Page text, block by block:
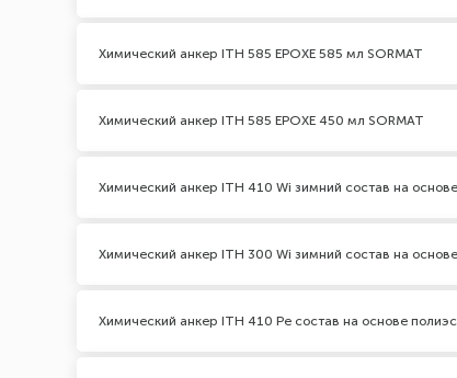
Химический анкер ITH 585 EPOXЕ 585 мл SORMAT
Химический анкер ITH 585 EPOXЕ 450 мл SORMAT
Химический анкер ITH 410 Wi зимний состав на
Химический анкер ITH 300 Wi зимний состав на
Химический анкер ITH 410 Pe состав на основе